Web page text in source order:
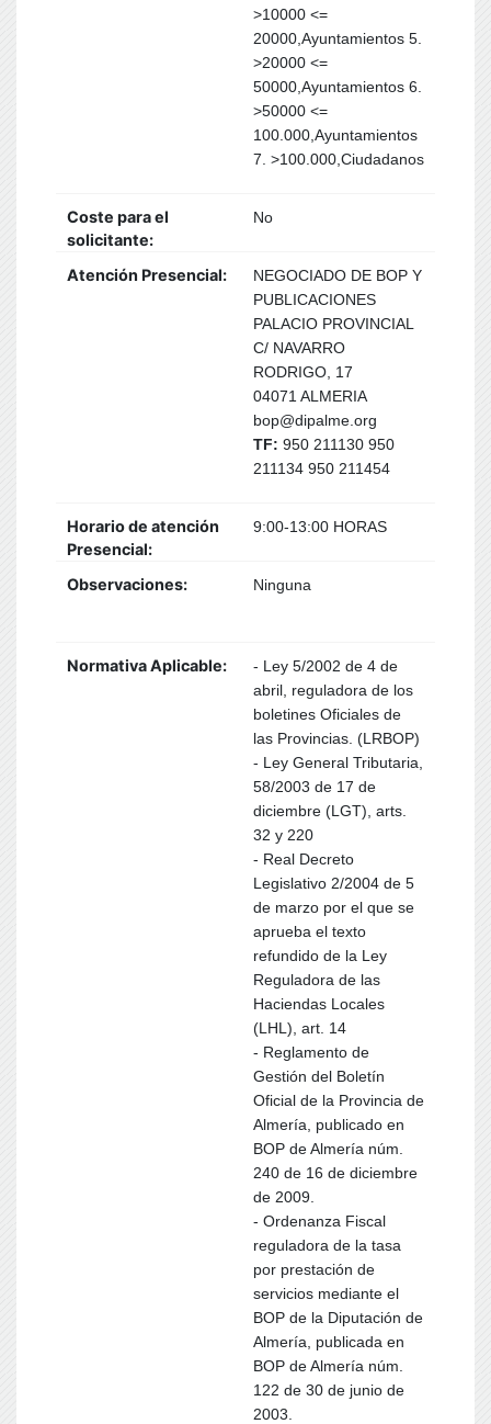
>10000 <=
20000,Ayuntamientos 5.
>20000 <=
50000,Ayuntamientos 6.
>50000 <=
100.000,Ayuntamientos
7. >100.000,Ciudadanos
Coste para el
solicitante:
No
Atención Presencial:
NEGOCIADO DE BOP Y
PUBLICACIONES
PALACIO PROVINCIAL
C/ NAVARRO
RODRIGO, 17
04071 ALMERIA
bop@dipalme.org
TF: 950 211130 950
211134 950 211454
Horario de atención
Presencial:
9:00-13:00 HORAS
Observaciones: Ninguna
Normativa Aplicable:
- Ley 5/2002 de 4 de
abril, reguladora de los
boletines Oficiales de
las Provincias. (LRBOP)
- Ley General Tributaria,
58/2003 de 17 de
diciembre (LGT), arts.
32 y 220
- Real Decreto
Legislativo 2/2004 de 5
de marzo por el que se
aprueba el texto
refundido de la Ley
Reguladora de las
Haciendas Locales
(LHL), art. 14
- Reglamento de
Gestión del Boletín
Oficial de la Provincia de
Almería, publicado en
BOP de Almería núm.
240 de 16 de diciembre
de 2009.
- Ordenanza Fiscal
reguladora de la tasa
por prestación de
servicios mediante el
BOP de la Diputación de
Almería, publicada en
BOP de Almería núm.
122 de 30 de junio de
2003.